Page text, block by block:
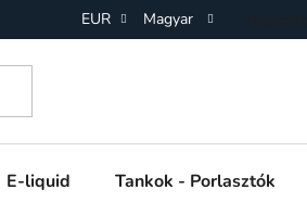
feltételek (ÁSZF) Adatkezelési
EUR Magyar
E-liquid Tankok - Porlasztók